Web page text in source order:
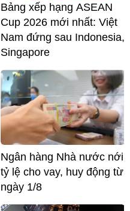
Bảng xếp hạng ASEAN
Cup 2026 mới nhất: Việt
Nam đứng sau Indonesia,
Singapore
Ngân hàng Nhà nước nới
tỷ lệ cho vay, huy động từ
ngày 1/8